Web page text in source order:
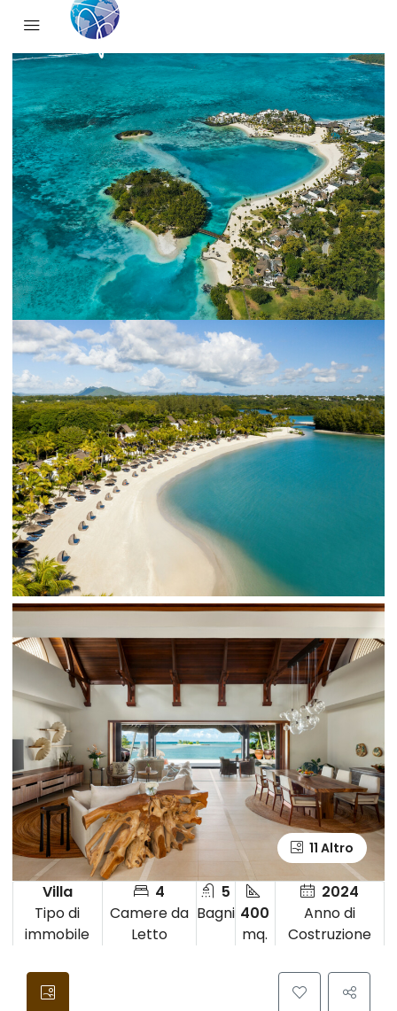
11 Altro
Villa
Tipo di
immobile
4
Camere da
Letto
5
Bagni 400
mq.
2024
Anno di
Costruzione